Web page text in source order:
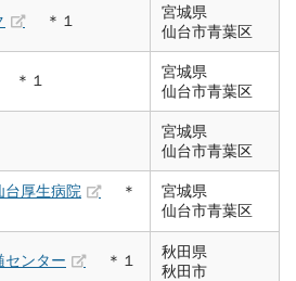
＊１
宮城県
仙台市青葉区
＊１
宮城県
仙台市青葉区
宮城県
仙台市青葉区
厚生病院
＊
宮城県
仙台市青葉区
センター ＊１
秋田県
秋田市